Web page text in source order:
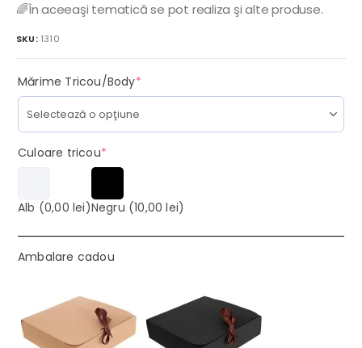
🌈În aceeaşi tematică se pot realiza şi alte produse.
SKU: 1310
Mărime Tricou/Body*(required)
Culoare tricou*(required)
Alb (0,00 lei)Negru (10,00 lei)
Ambalare cadou